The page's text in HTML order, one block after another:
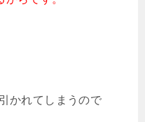
かれてしまうので